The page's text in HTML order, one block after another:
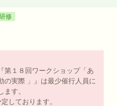
修
第１８回ワークショップ「あ
の実際 」』は最少催行人員に
す。
しております。